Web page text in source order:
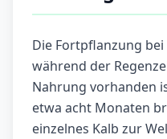
Die Fortpflanzung
während der
Nahrung vorhanden
etwa acht Monaten
einzelnes Kalb zur